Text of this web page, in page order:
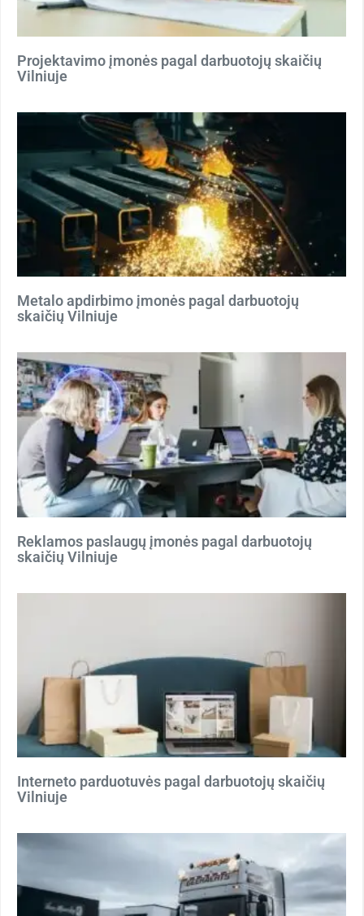
Projektavimo įmonės pagal darbuotojų skaičių
Vilniuje
Metalo apdirbimo įmonės pagal darbuotojų
skaičių Vilniuje
Reklamos paslaugų įmonės pagal darbuotojų
skaičių Vilniuje
Interneto parduotuvės pagal darbuotojų skaičių
Vilniuje